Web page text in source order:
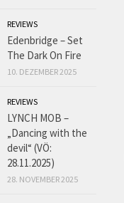
REVIEWS
Edenbridge – Set
The Dark On Fire
10. DEZEMBER 2025
REVIEWS
LYNCH MOB –
„Dancing with the
devil“ (VÖ:
28.11.2025)
28. NOVEMBER 2025